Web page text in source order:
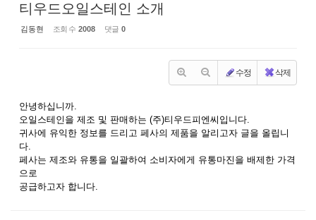
티우드오일스테인 소개
김동현 조회 수 2008 댓글 0
수정 삭제
안녕하십니까.
오일스테인을 제조 및 판매하는 (주)티우드피엔씨입니다.
귀사에 유익한 정보를 드리고 페사의 제품을 알리고자 글을 올립니
다.
페사는 제조와 유통을 일괄하여 소비자에게 유통마진을 배제한 가격
으로
공급하고자 합니다.